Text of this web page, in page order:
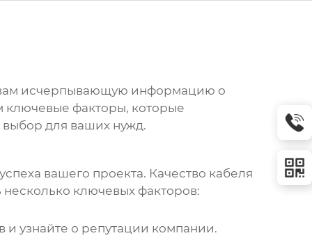
вам исчерпывающую информацию о
факторы, которые
для ваших нужд.
вашего проекта. Качество кабеля
ключевых факторов:
узнайте о репутации компании.